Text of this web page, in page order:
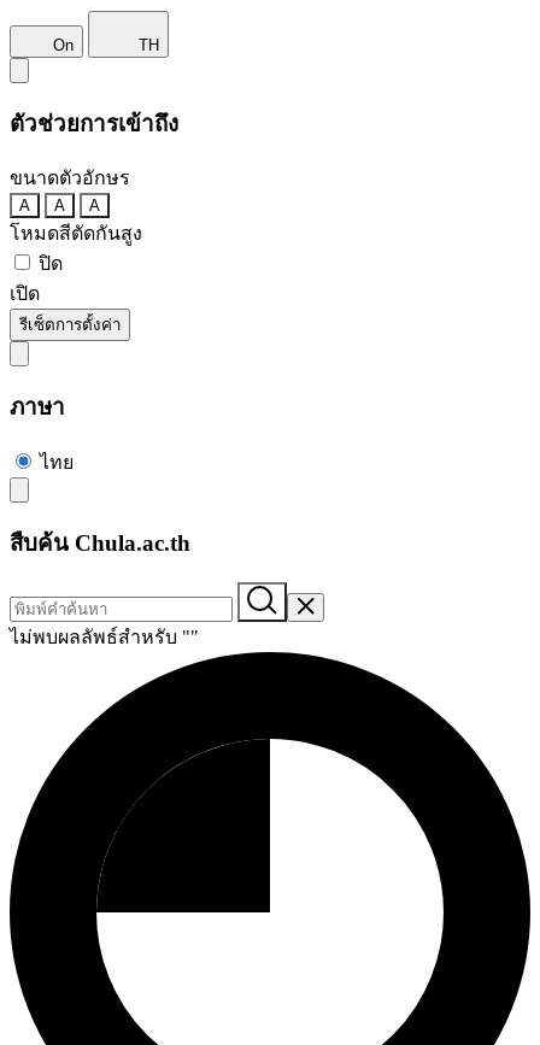
On TH
ตัวช่วยการเข้าถึง
ขนาดตัวอักษร
A A A
โหมดสีตัดกันสูง
ปิด
เปิด
รีเซ็ตการตั้งค่า
ภาษา
ไทย
สืบค้น Chula.ac.th
ไม่พบผลลัพธ์สำหรับ ""